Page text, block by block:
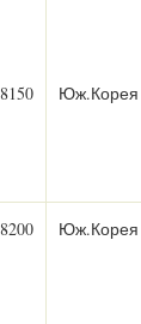
8150 Юж.Корея
8200 Юж.Корея